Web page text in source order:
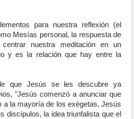
para nuestra reflexión (el
Mesías personal, la respuesta de
nuestra meditación en un
y es la relación que hay entre la
que Jesús se les descubre ya
"Jesús comenzó a anunciar que
la mayoría de los exégetas, Jesús
discípulos, la idea triunfalista que el